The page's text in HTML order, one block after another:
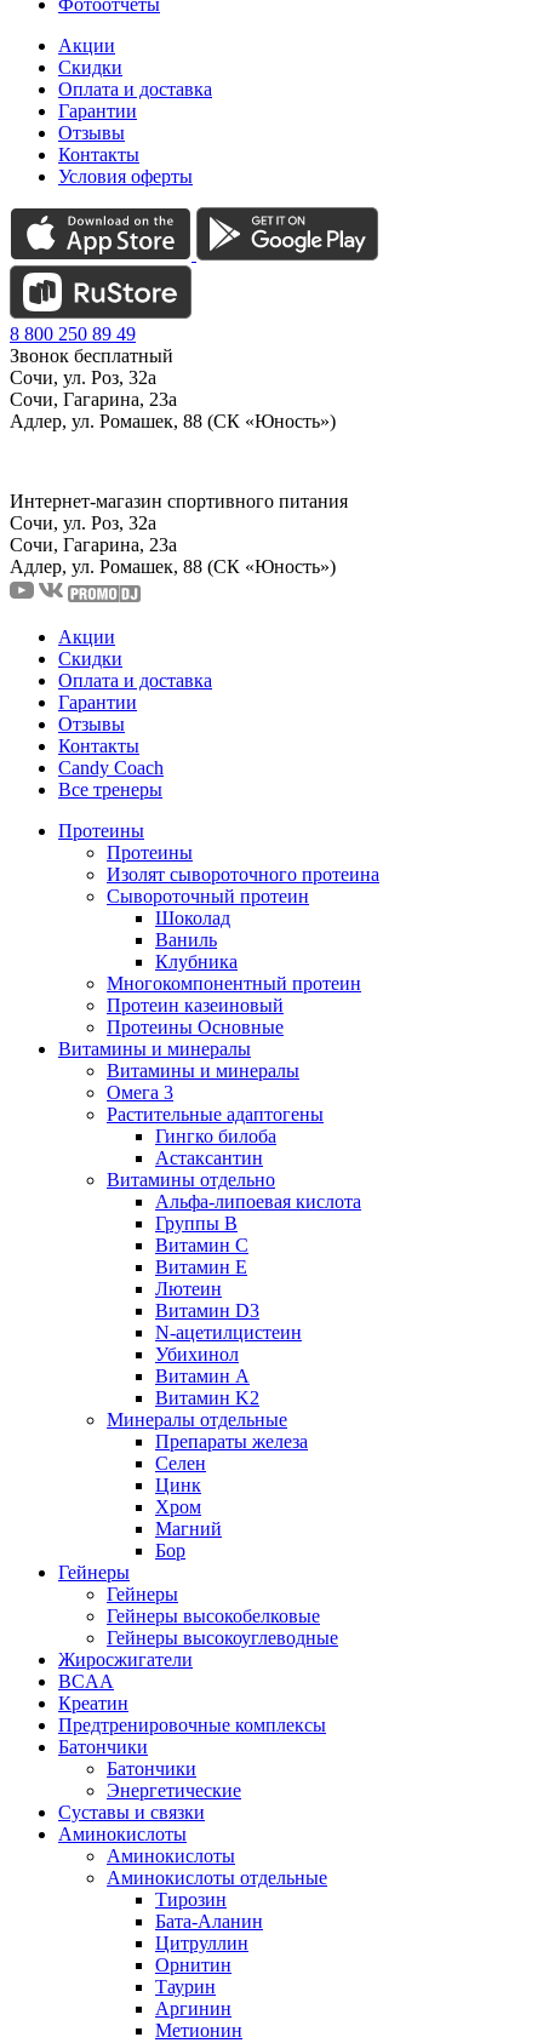
Фотоотчеты
Акции
Скидки
Оплата и доставка
Гарантии
Отзывы
Контакты
Условия оферты
8 800 250 89 49
Звонок бесплатный
Сочи, ул. Роз, 32а
Сочи, Гагарина, 23а
Адлер, ул. Ромашек, 88 (СК «Юность»)
Интернет-магазин спортивного питания
Сочи, ул. Роз, 32а
Сочи, Гагарина, 23а
Адлер, ул. Ромашек, 88 (СК «Юность»)
Акции
Скидки
Оплата и доставка
Гарантии
Отзывы
Контакты
Candy Coach
Все тренеры
Протеины
Протеины
Изолят сывороточного протеина
Сывороточный протеин
Шоколад
Ваниль
Клубника
Многокомпонентный протеин
Протеин казеиновый
Протеины Основные
Витамины и минералы
Витамины и минералы
Омега 3
Растительные адаптогены
Гингко билоба
Астаксантин
Витамины отдельно
Альфа-липоевая кислота
Группы B
Витамин С
Витамин Е
Лютеин
Витамин D3
N-ацетилцистеин
Убихинол
Витамин А
Витамин K2
Минералы отдельные
Препараты железа
Селен
Цинк
Хром
Магний
Бор
Гейнеры
Гейнеры
Гейнеры высокобелковые
Гейнеры высокоуглеводные
Жиросжигатели
BCAA
Креатин
Предтренировочные комплексы
Батончики
Батончики
Энергетические
Суставы и связки
Аминокислоты
Аминокислоты
Аминокислоты отдельные
Тирозин
Бата-Аланин
Цитруллин
Орнитин
Таурин
Аргинин
Метионин